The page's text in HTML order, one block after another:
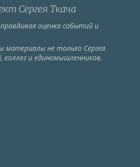
оценка событий и
материалы не только Сергея
коллег и единомышленников.